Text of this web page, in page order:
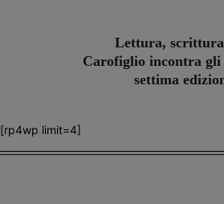
Lettura,
Carofiglio incontra
settima
[rp4wp limit=4]